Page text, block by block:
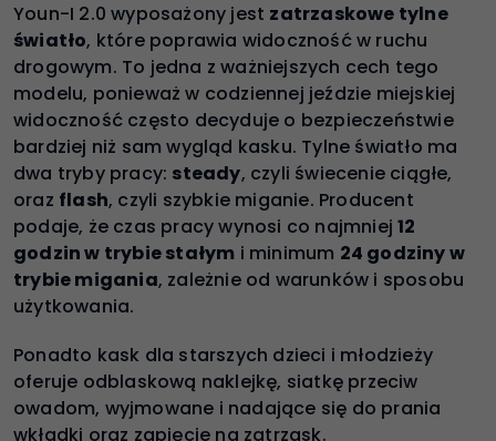
Youn-I 2.0 wyposażony jest zatrzaskowe tylne
światło, które poprawia widoczność w ruchu
drogowym. To jedna z ważniejszych cech tego
modelu, ponieważ w codziennej jeździe miejskiej
widoczność często decyduje o bezpieczeństwie
bardziej niż sam wygląd kasku. Tylne światło ma
dwa tryby pracy: steady, czyli świecenie ciągłe,
oraz flash, czyli szybkie miganie. Producent
podaje, że czas pracy wynosi co najmniej12
godzin w trybie stałym i minimum 24 godziny w
trybie migania, zależnie od warunków i sposobu
użytkowania.
Ponadto kask dla starszych dzieci i młodzieży
oferuje odblaskową naklejkę, siatkę przeciw
owadom, wyjmowane i nadające się do prania
wkładki oraz zapięcie na zatrzask.